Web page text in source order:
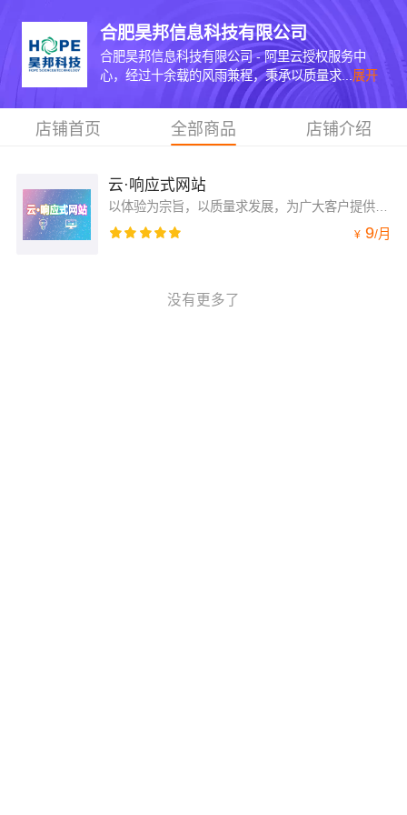
合肥昊邦信息科技有限公司
合肥昊邦信息科技有限公司 - 阿里云授权服务中
心，经过十余载的风雨兼程，秉承以质量求... 展开
店铺首页 全部商品 店铺介绍
云·响应式网站
¥ 9/月
没有更多了